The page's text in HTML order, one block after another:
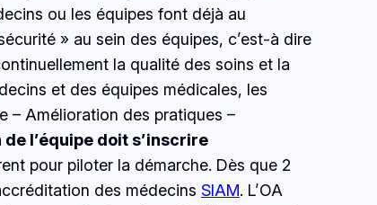
ou les équipes font déjà au
» au sein des équipes, c’est-à dire
la qualité des soins et la
et des équipes médicales, les
– Amélioration des pratiques –
l’équipe doit s’inscrire
pour piloter la démarche. Dès que 2
des médecins SIAM. L’OA